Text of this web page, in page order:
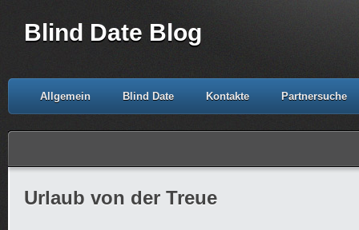
Blind Date Blog
Allgemein Blind Date Kontakte Partnersuche
Urlaub von der Treue